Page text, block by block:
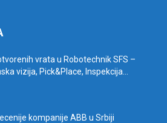
vrata u Robotechnik SFS –
vizija, Pick&Place, Inspekcija...
kompanije ABB u Srbiji